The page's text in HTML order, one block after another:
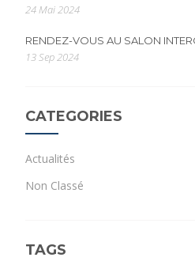
24 Mai 2024
RENDEZ-VOUS AU SALON
13 Sep 2024
CATEGORIES
Actualités
Non Classé
TAGS